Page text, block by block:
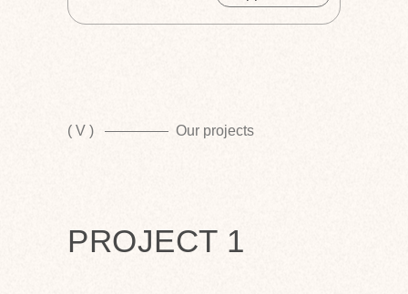
( V ) Our projects
PROJECT 1